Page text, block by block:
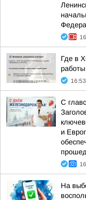
Где в
работы
16:53
С
и
На